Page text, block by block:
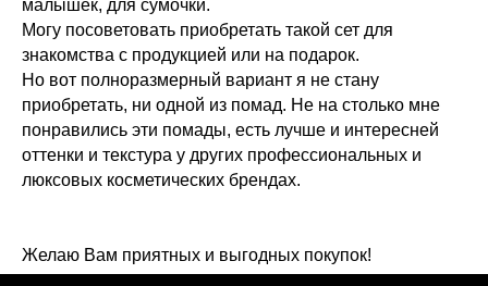
малышек, для сумочки.
Могу посоветовать приобретать такой сет для
знакомства с продукцией или на подарок.
Но вот полноразмерный вариант я не стану
приобретать, ни одной из помад. Не на столько мне
понравились эти помады, есть лучше и интересней
оттенки и текстура у других профессиональных и
люксовых косметических брендах.
Желаю Вам приятных и выгодных покупок!